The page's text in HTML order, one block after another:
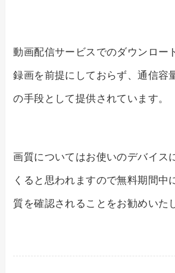
動画配信サービスでのダウンロー
録画を前提にしておらず、通信容
の手段として提供されています。
画質についてはお使いのデバイス
くると思われますので無料期間中
質を確認されることをお勧めいた